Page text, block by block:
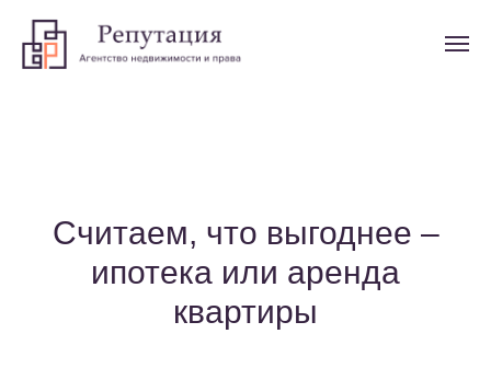
Считаем, что выгоднее –
ипотека или аренда
квартиры